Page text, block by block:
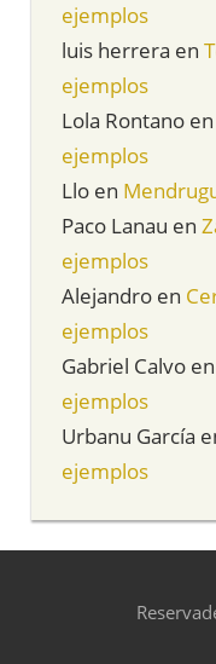
ejemplos
luis herrera en
ejemplos
Lola Rontano en
ejemplos
Llo en
Paco Lanau en
ejemplos
Alejandro en
ejemplos
Gabriel Calvo en
ejemplos
Urbanu García
ejemplos